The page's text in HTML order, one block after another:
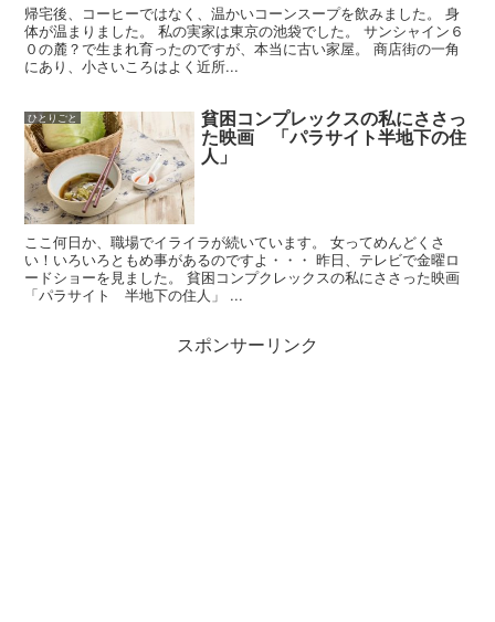
帰宅後、コーヒーではなく、温かいコーンスープを飲みました。 身
体が温まりました。 私の実家は東京の池袋でした。 サンシャイン６
０の麓？で生まれ育ったのですが、本当に古い家屋。 商店街の一角
にあり、小さいころはよく近所...
ひとりごと 貧困コンプレックスの私にささっ
た映画 「パラサイト半地下の住
人」
ここ何日か、職場でイライラが続いています。 女ってめんどくさ
い！いろいろともめ事があるのですよ・・・ 昨日、テレビで金曜ロ
ードショーを見ました。 貧困コンプクレックスの私にささった映画
「パラサイト 半地下の住人」 ...
スポンサーリンク